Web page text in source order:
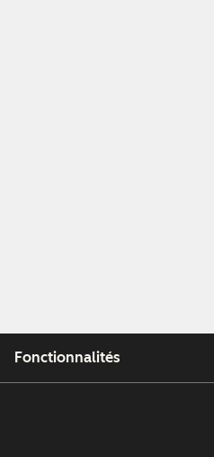
Fonctionnalités